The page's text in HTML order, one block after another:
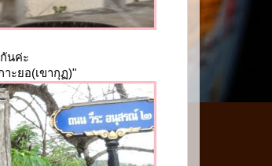
นค่ะ
ะยอ(เขากุฏ)"